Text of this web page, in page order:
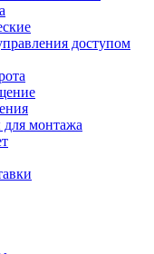
доступом
для монтажа